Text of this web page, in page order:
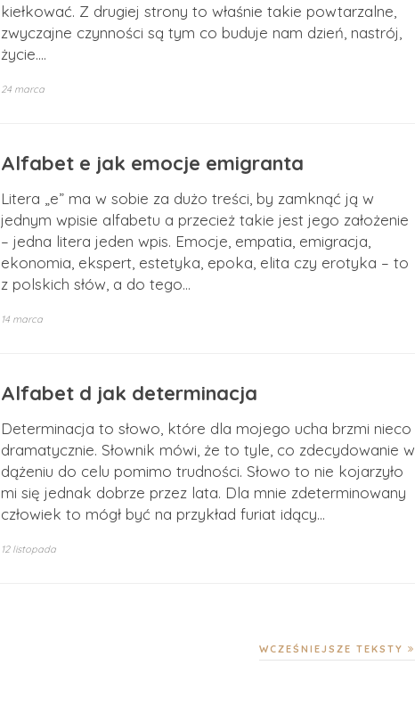
kiełkować. Z drugiej strony to właśnie takie powtarzalne,
zwyczajne czynności są tym co buduje nam dzień, nastrój,
życie.…
24 marca
Alfabet e jak emocje emigranta
Litera „e” ma w sobie za dużo treści, by zamknąć ją w
jednym wpisie alfabetu a przecież takie jest jego założenie
– jedna litera jeden wpis. Emocje, empatia, emigracja,
ekonomia, ekspert, estetyka, epoka, elita czy erotyka – to
z polskich słów, a do tego…
14 marca
Alfabet d jak determinacja
Determinacja to słowo, które dla mojego ucha brzmi nieco
dramatycznie. Słownik mówi, że to tyle, co zdecydowanie w
dążeniu do celu pomimo trudności. Słowo to nie kojarzyło
mi się jednak dobrze przez lata. Dla mnie zdeterminowany
człowiek to mógł być na przykład furiat idący…
12 listopada
WCZEŚNIEJSZE TEKSTY